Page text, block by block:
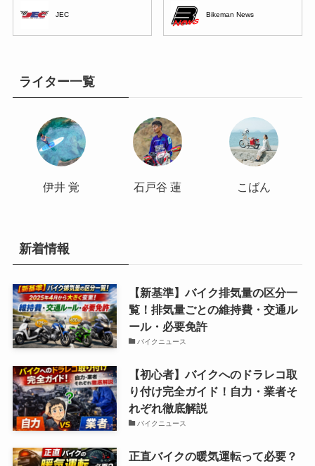
JEC Bikeman News
ライター一覧
伊井 覚 石戸谷 蓮 こばん
新着情報
【新基準】バイク排気量の区分一
覧！排気量ごとの維持費・交通ル
ール・必要免許
バイクニュース
【初心者】バイクへのドラレコ取
り付け完全ガイド！自力・業者そ
れぞれ徹底解説
バイクニュース
正直バイクの暖気運転って必要？